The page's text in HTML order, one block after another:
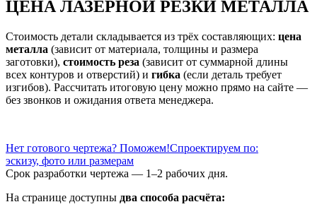
ЦЕНА ЛАЗЕРНОЙ РЕЗКИ МЕТАЛЛА
Стоимость детали складывается из трёх составляющих: цена
металла (зависит от материала, толщины и размера
заготовки), стоимость реза (зависит от суммарной длины
всех контуров и отверстий) и гибка (если деталь требует
изгибов). Рассчитать итоговую цену можно прямо на сайте —
без звонков и ожидания ответа менеджера.
Нет готового чертежа? Поможем!Спроектируем по:
эскизу, фото или размерам
Срок разработки чертежа — 1–2 рабочих дня.
На странице доступны два способа расчёта: